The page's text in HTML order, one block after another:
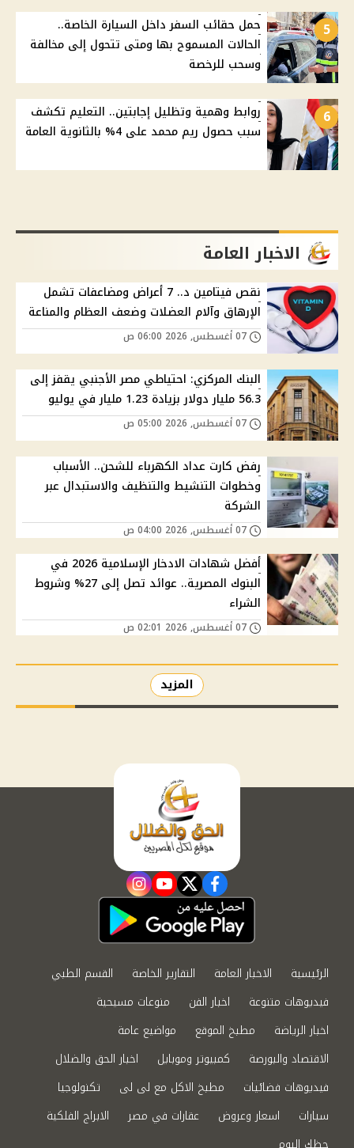
5
حمل حقائب السفر داخل السيارة الخاصة..
الحالات المسموح بها ومتى تتحول إلى مخالفة
وسحب للرخصة
6
روابط وهمية وتظليل إجابتين.. التعليم تكشف
سبب حصول ريم محمد على 4% بالثانوية العامة
الاخبار العامة
نقص فيتامين د.. 7 أعراض ومضاعفات تشمل
الإرهاق وآلام العضلات وضعف العظام والمناعة
البنك المركزي: احتياطي مصر الأجنبي يقفز إلى
56.3 مليار دولار بزيادة 1.23 مليار في يوليو
رفض كارت عداد الكهرباء للشحن.. الأسباب
وخطوات التنشيط والتنظيف والاستبدال عبر
الشركة
أفضل شهادات الادخار الإسلامية 2026 في
البنوك المصرية.. عوائد تصل إلى 27% وشروط
الشراء
المزيد
facebook
twitter
youtube
instagram
الرئيسية الاخبار العامة التقارير الخاصة
القسم الطبي
فيديوهات متنوعة
اخبار الفن
منوعات مسيحية
اخبار الرياضة
مطبخ الموقع
مواضيع عامة
الاقتصاد والبورصة
كمبيوتر وموبايل
اخبار الحق والضلال
فيديوهات فضائيات
مطبخ الاكل مع لى لى
تكنولوجيا
سيارات
اسعار وعروض عقارات في مصر
الابراج الفلكية